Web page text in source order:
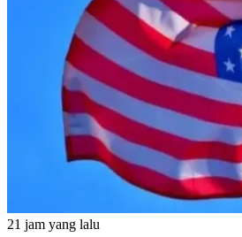
21 jam yang lalu